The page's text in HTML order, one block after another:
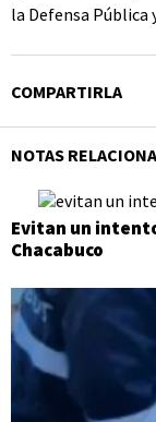
la Defensa Pública
COMPARTIRLA
NOTAS
Evitan un
Chacabuco